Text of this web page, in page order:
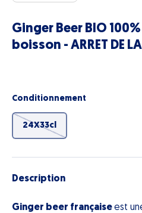
Ginger Beer BIO
boisson - ARRET DE LA
Conditionnement
24X33cl
Description
Ginger beer françaiseest